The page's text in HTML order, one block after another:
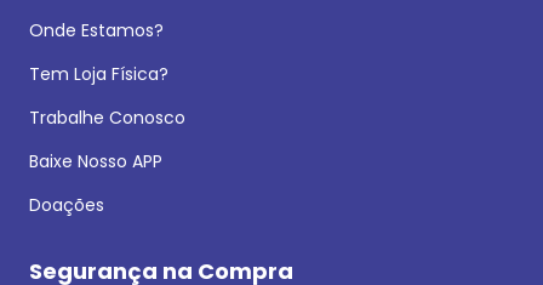
Onde Estamos?
Tem Loja Física?
Trabalhe Conosco
Baixe Nosso APP
Doações
Segurança na Compra